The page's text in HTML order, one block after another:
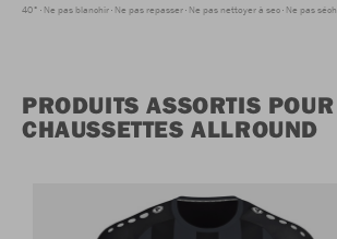
40° Ne pas blanchir Ne pas repasser Ne pas nettoyer à sec Ne pas
PRODUITS ASSORTIS POUR
CHAUSSETTES ALLROUND